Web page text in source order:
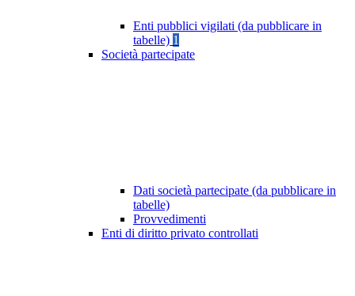
Enti pubblici vigilati (da pubblicare in
tabelle) 1
Società partecipate
Dati società partecipate (da pubblicare in
tabelle)
Provvedimenti
Enti di diritto privato controllati